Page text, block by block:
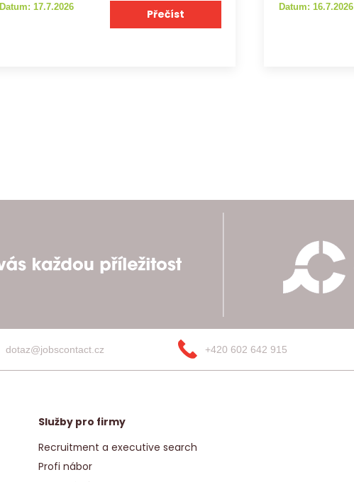
Datum: 17.7.2026
Přečíst
Datum: 16.7.2026
dotaz@jobscontact.cz +420 602 642 915
Služby pro firmy
Recruitment a executive search
Profi nábor